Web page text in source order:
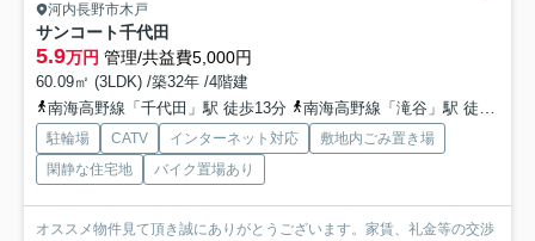
河内長野市木戸
サンコート千代田
5.9万円 管理/共益費5,000円
60.09㎡ (3LDK) /築32年 /4階建
南海高野線「千代田」駅 徒歩13分
南海高野線「滝谷」駅 徒歩12分
駐輪場 CATV インターネット対応
敷地内ごみ置き場
閑静な住宅地
バイク置場あり
オススメ物件見て頂き誠にありがとうございます。家賃、礼金等の交渉